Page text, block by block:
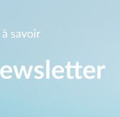
savoir